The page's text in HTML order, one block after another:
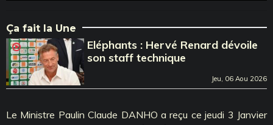
Ça fait la Une
Eléphants : Hervé Renard dévoile
son staff technique
Jeu, 06 Aou 2026
Le Ministre Paulin Claude DANHO a reçu ce jeudi 3 Janvier